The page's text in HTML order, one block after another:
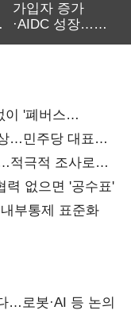
가입자 증가
·AIDC 성장…
'폐버스
…민주당 대표로
적극적 조사로
력 없으면 '공수표'
부통제 표준화
…로봇·AI 등 논의